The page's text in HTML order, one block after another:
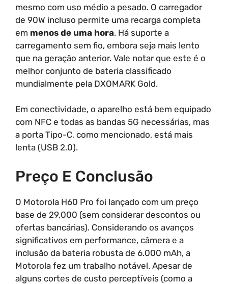
mesmo com uso médio a pesado. O carregador
de 90W incluso permite uma recarga completa
em menos de uma hora. Há suporte a
carregamento sem fio, embora seja mais lento
que na geração anterior. Vale notar que este é o
melhor conjunto de bateria classificado
mundialmente pela DXOMARK Gold.
Em conectividade, o aparelho está bem equipado
com NFC e todas as bandas 5G necessárias, mas
a porta Tipo-C, como mencionado, está mais
lenta (USB 2.0).
Preço E Conclusão
O Motorola H60 Pro foi lançado com um preço
base de 29,000 (sem considerar descontos ou
ofertas bancárias). Considerando os avanços
significativos em performance, câmera e a
inclusão da bateria robusta de 6.000 mAh, a
Motorola fez um trabalho notável. Apesar de
alguns cortes de custo perceptíveis (como a